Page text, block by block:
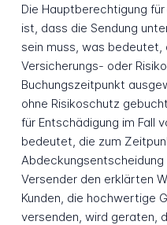
Die Hauptberechtigung
ist, dass die Sendung
sein muss, was
Versicherungs- oder
Buchungszeitpunkt
ohne Risikoschutz
für Entschädigung im Fall
bedeutet, die zum
Versender den erklärten
Kunden, die hochwertige
versenden, wird geraten,